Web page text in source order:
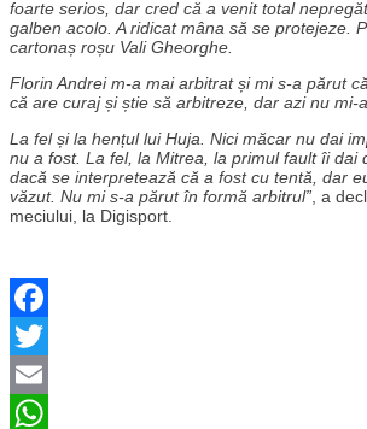
foarte serios, dar cred că a venit total
galben acolo. A ridicat mâna să se protejeze.
cartonaș roșu Vali Gheorghe.
Florin Andrei m-a mai arbitrat și mi s-a părut
că are curaj și știe să arbitreze, dar azi nu mi-
La fel și la hențul lui Huja. Nici măcar nu dai
nu a fost. La fel, la Mitrea, la primul fault îi dai
dacă se interpretează că a fost cu tentă, dar
văzut. Nu mi s-a părut în formă arbitrul” , a
meciului, la Digisport.
Facebook
Twitter
Email